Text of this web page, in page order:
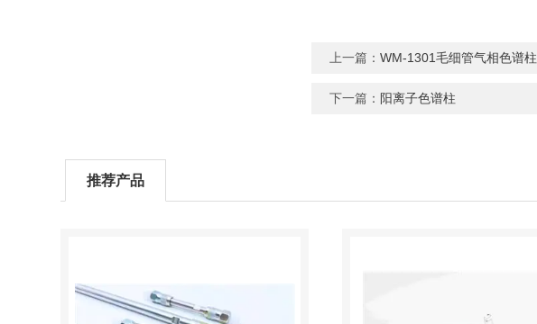
上一篇：WM-1301毛细管气相色谱柱
下一篇： 阳离子色谱柱
推荐产品